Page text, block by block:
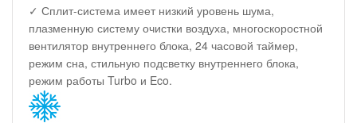
✓ Сплит-система имеет низкий уровень шума,
плазменную систему очистки воздуха, многоскоростной
вентилятор внутреннего блока, 24 часовой таймер,
режим сна, стильную подсветку внутреннего блока,
режим работы Turbo и Eco.